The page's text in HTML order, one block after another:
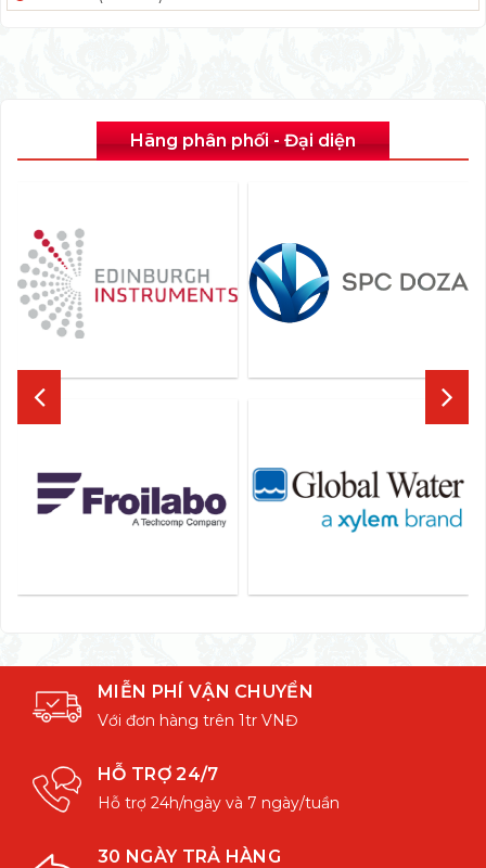
Hãng phân phối - Đại diện
MIỄN PHÍ VẬN CHUYỂN
Với đơn hàng trên 1tr VNĐ
HỖ TRỢ 24/7
Hỗ trợ 24h/ngày và 7 ngày/tuần
30 NGÀY TRẢ HÀNG